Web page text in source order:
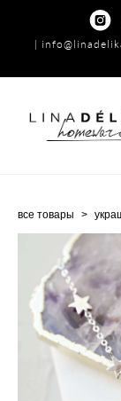
|
все товары >